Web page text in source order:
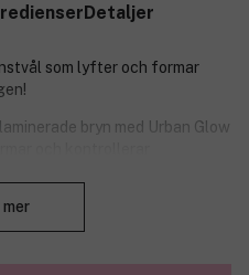
Detaljer
som lyfter och formar
bryn med Urban Glow
mer